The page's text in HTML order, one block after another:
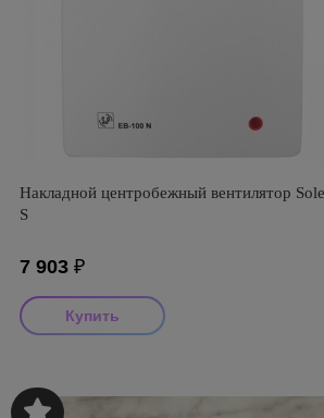
Накладной центробежный вентилятор
S
7 903 ₽